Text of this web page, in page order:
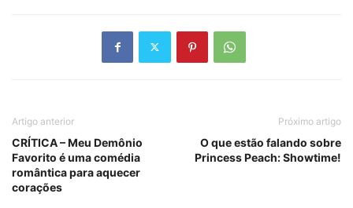
Artigo anterior
CRÍTICA – Meu Demônio
Favorito é uma comédia
romântica para aquecer
corações
Próximo artigo
O que estão falando sobre
Princess Peach: Showtime!